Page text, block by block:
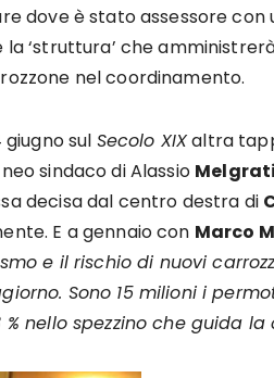
dove è stato assessore
la ‘struttura’ che
nel coordinamento.
giugno sul Secolo XIXaltra
sindaco di Alassio Melgrati
decisa dal centro destra di
E a gennaio con Marco
e il rischio di nuovi
Sono 15 milioni i
% nello spezzino che guida